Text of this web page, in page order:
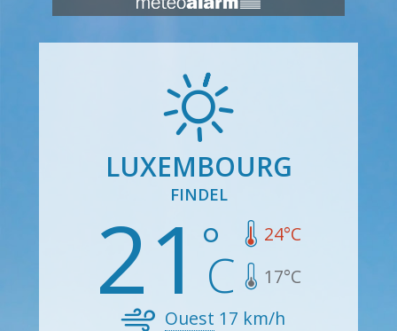
LUXEMBOURG
FINDEL
21 24°C
17°C
Ouest 17 km/h